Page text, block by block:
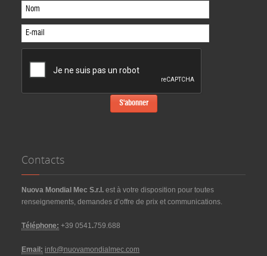
Contacts
Nuova Mondial Mec S.r.l. est à votre disposition pour toutes
renseignements, demandes d’offre de prix et communications.
Téléphone: +39 0541.759.688
Email: info@nuovamondialmec.com